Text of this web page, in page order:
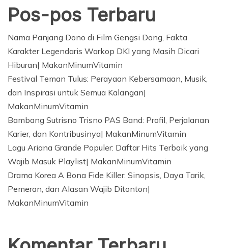
Pos-pos Terbaru
Nama Panjang Dono di Film Gengsi Dong, Fakta
Karakter Legendaris Warkop DKI yang Masih Dicari
Hiburan| MakanMinumVitamin
Festival Teman Tulus: Perayaan Kebersamaan, Musik,
dan Inspirasi untuk Semua Kalangan|
MakanMinumVitamin
Bambang Sutrisno Trisno PAS Band: Profil, Perjalanan
Karier, dan Kontribusinya| MakanMinumVitamin
Lagu Ariana Grande Populer: Daftar Hits Terbaik yang
Wajib Masuk Playlist| MakanMinumVitamin
Drama Korea A Bona Fide Killer: Sinopsis, Daya Tarik,
Pemeran, dan Alasan Wajib Ditonton|
MakanMinumVitamin